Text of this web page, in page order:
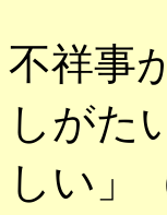
不祥事
しがた
しい」